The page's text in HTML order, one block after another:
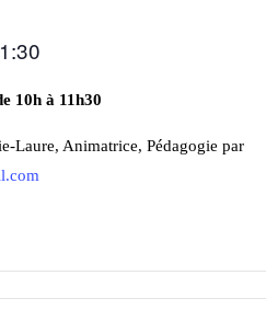
10h à 11h30
Laure, Animatrice, Pédagogie par